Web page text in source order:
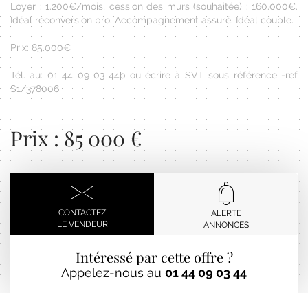
Loyer : 1.200€/mois, cession des murs (souhaitée) : 160.000€.
Idéal reconversion pro. Accompagnement assuré. Idéal couple.
Prix: 85.000€
Tél. au: 01 44 09 03 44þ ou écrire à SVT sous référence -ref
S1/378006
Prix : 85 000 €
CONTACTEZ
LE VENDEUR
ALERTE
ANNONCES
Intéressé par cette offre ?
Appelez-nous au 01 44 09 03 44